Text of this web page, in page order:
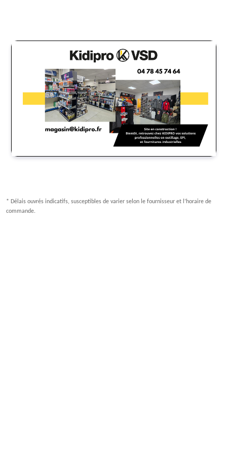
* Délais ouvrés indicatifs, susceptibles de varier selon le fournisseur et l’horaire de
commande.